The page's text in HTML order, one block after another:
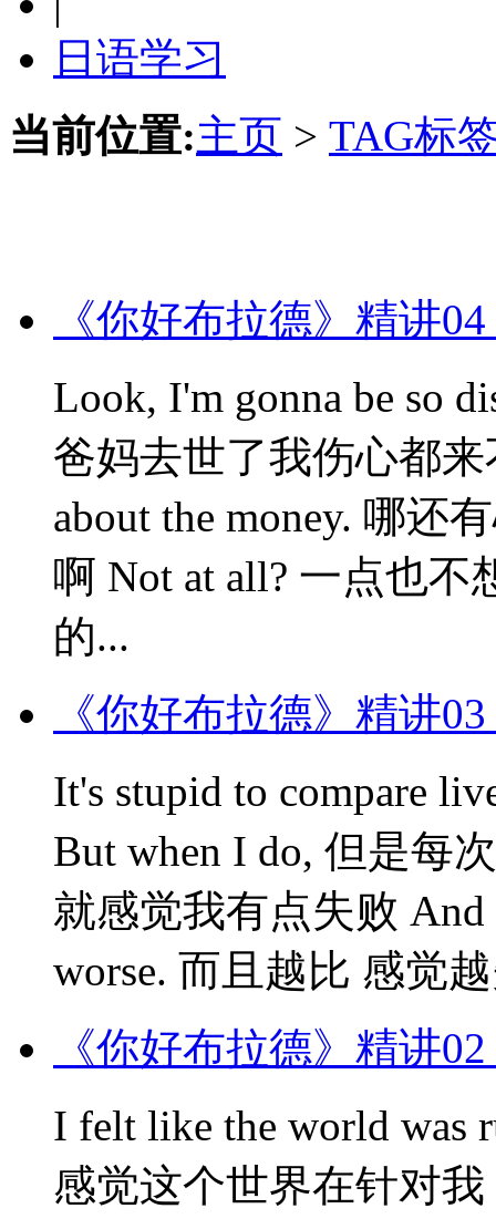
日语学习
当前位置:主页 > TAG标
《你好布拉德》精讲
Look, I'm gonna be so
爸妈去世了我伤心都来
about the money. 哪还
啊 Not at all? 一点也
的...
《你好布拉德》精讲
It's stupid to compare
But when I do, 但是每
就感觉我有点失败 And
worse. 而且越比 感觉
《你好布拉德》精讲
I felt like the world was
感觉这个世界在针对我